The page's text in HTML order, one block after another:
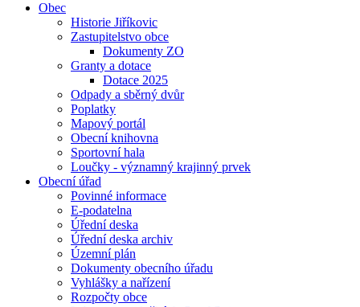
Obec
Historie Jiříkovic
Zastupitelstvo obce
Dokumenty ZO
Granty a dotace
Dotace 2025
Odpady a sběrný dvůr
Poplatky
Mapový portál
Obecní knihovna
Sportovní hala
Loučky - významný krajinný prvek
Obecní úřad
Povinné informace
E-podatelna
Úřední deska
Úřední deska archiv
Územní plán
Dokumenty obecního úřadu
Vyhlášky a nařízení
Rozpočty obce